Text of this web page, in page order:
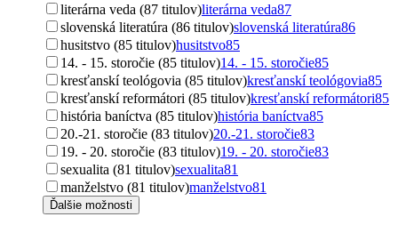
literárna veda (87 titulov)literárna veda87
slovenská literatúra (86 titulov)slovenská literatúra86
husitstvo (85 titulov)husitstvo85
14. - 15. storočie (85 titulov)14. - 15. storočie85
kresťanskí teológovia (85 titulov)kresťanskí teológovia85
kresťanskí reformátori (85 titulov)kresťanskí reformátori85
história baníctva (85 titulov)história baníctva85
20.-21. storočie (83 titulov)20.-21. storočie83
19. - 20. storočie (83 titulov)19. - 20. storočie83
sexualita (81 titulov)sexualita81
manželstvo (81 titulov)manželstvo81
Ďalšie možnosti